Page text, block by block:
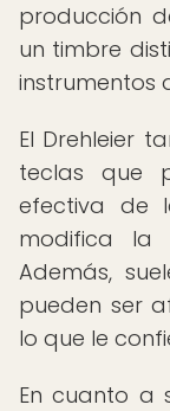
producción
un timbre
instrumentos
El Drehleier
teclas que
efectiva de
modifica la
Además,
pueden ser
lo que le
En cuanto a